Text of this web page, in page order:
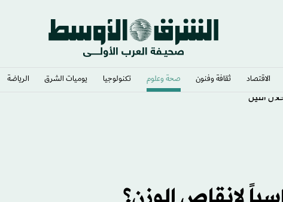
الاقتصاد ثقافة وفنون صحة وعلوم تكنولوجيا يوميات الشرق​ الرياضة
الليل